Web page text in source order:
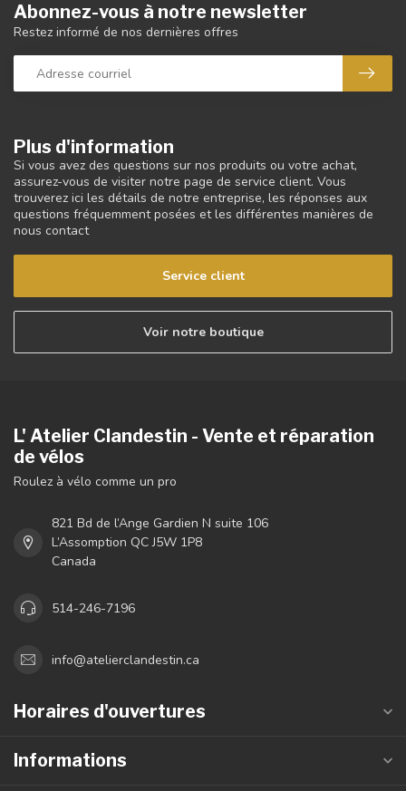
Plus d'information
Si vous avez des questions sur nos produits ou votre achat,
assurez-vous de visiter notre page de service client. Vous
trouverez ici les détails de notre entreprise, les réponses aux
questions fréquemment posées et les différentes manières de
nous contact
Service client
Voir notre boutique
Abonnez-vous à notre newsletter
Restez informé de nos dernières offres
L' Atelier Clandestin - Vente et réparation
de vélos
Roulez à vélo comme un pro
821 Bd de l’Ange Gardien N suite 106
L’Assomption QC J5W 1P8
Canada
514-246-7196
info@atelierclandestin.ca
Horaires d'ouvertures
Informations